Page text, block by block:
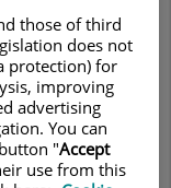
those of third
does not
protection) for
improving
advertising
You can
"Accept
use from this